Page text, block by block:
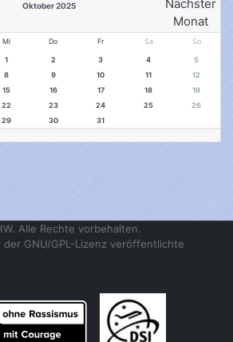
Oktober 2025
Mi Do Fr Sa So
1 2 3 4
5
8 9 10 11
12
15 16 17 18
19
22 23 24 25
26
29 30 31
Alle Rechte vorbehalten.
der GNU/GPL-Lizenz veröffentlichte